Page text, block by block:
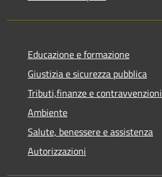
Educazione e formazione
Giustizia e sicurezza pubblica
Tributi,finanze e contravvenzioni
Ambiente
Salute, benessere e assistenza
Autorizzazioni